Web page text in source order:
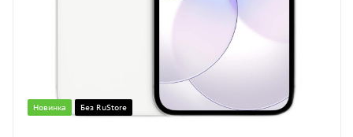
Новинка Без RuStore